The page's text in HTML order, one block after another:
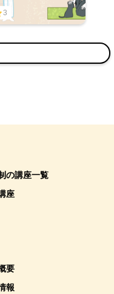
3
の講座一覧
座
要
報